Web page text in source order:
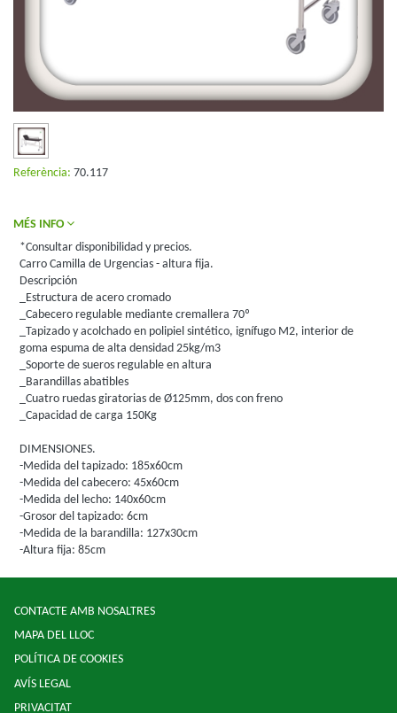
Referència: 70.117
MÉS INFO
*Consultar disponibilidad y precios.
Carro Camilla de Urgencias - altura fija.
Descripción
_Estructura de acero cromado
_Cabecero regulable mediante cremallera 70º
_Tapizado y acolchado en polipiel sintético, ignífugo M2, interior de
goma espuma de alta densidad 25kg/m3
_Soporte de sueros regulable en altura
_Barandillas abatibles
_Cuatro ruedas giratorias de Ø125mm, dos con freno
_Capacidad de carga 150Kg
DIMENSIONES.
-Medida del tapizado: 185x60cm
-Medida del cabecero: 45x60cm
-Medida del lecho: 140x60cm
-Grosor del tapizado: 6cm
-Medida de la barandilla: 127x30cm
-Altura fija: 85cm
CONTACTE AMB NOSALTRES
MAPA DEL LLOC
POLÍTICA DE COOKIES
AVÍS LEGAL
PRIVACITAT